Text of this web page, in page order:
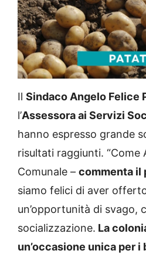
U
n
t
e
o
e
d
4
7
7
Il Sindaco Angelo Felice
l’Assessora ai Servizi
hanno espresso grande
risultati raggiunti. “Come
Comunale – commenta il
siamo felici di aver
un’opportunità di svago,
socializzazione. La
un’occasione unica per i